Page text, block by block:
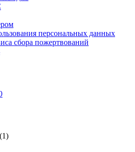
персональных данных
сбора пожертвований
(1)